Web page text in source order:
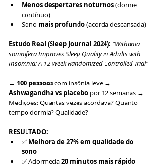
Menos despertares noturnos (dorme
contínuo)
Sono mais profundo (acorda descansada)
Estudo Real (Sleep Journal 2024): "Withania
somnifera Improves Sleep Quality in Adults with
Insomnia: A 12-Week Randomized Controlled Trial"
→ 100 pessoas com insônia leve →
Ashwagandha vs placebo por 12 semanas →
Medições: Quantas vezes acordava? Quanto
tempo dormia? Qualidade?
RESULTADO:
✅ Melhora de 27% em qualidade do
sono
✅ Adormecia 20 minutos mais rápido